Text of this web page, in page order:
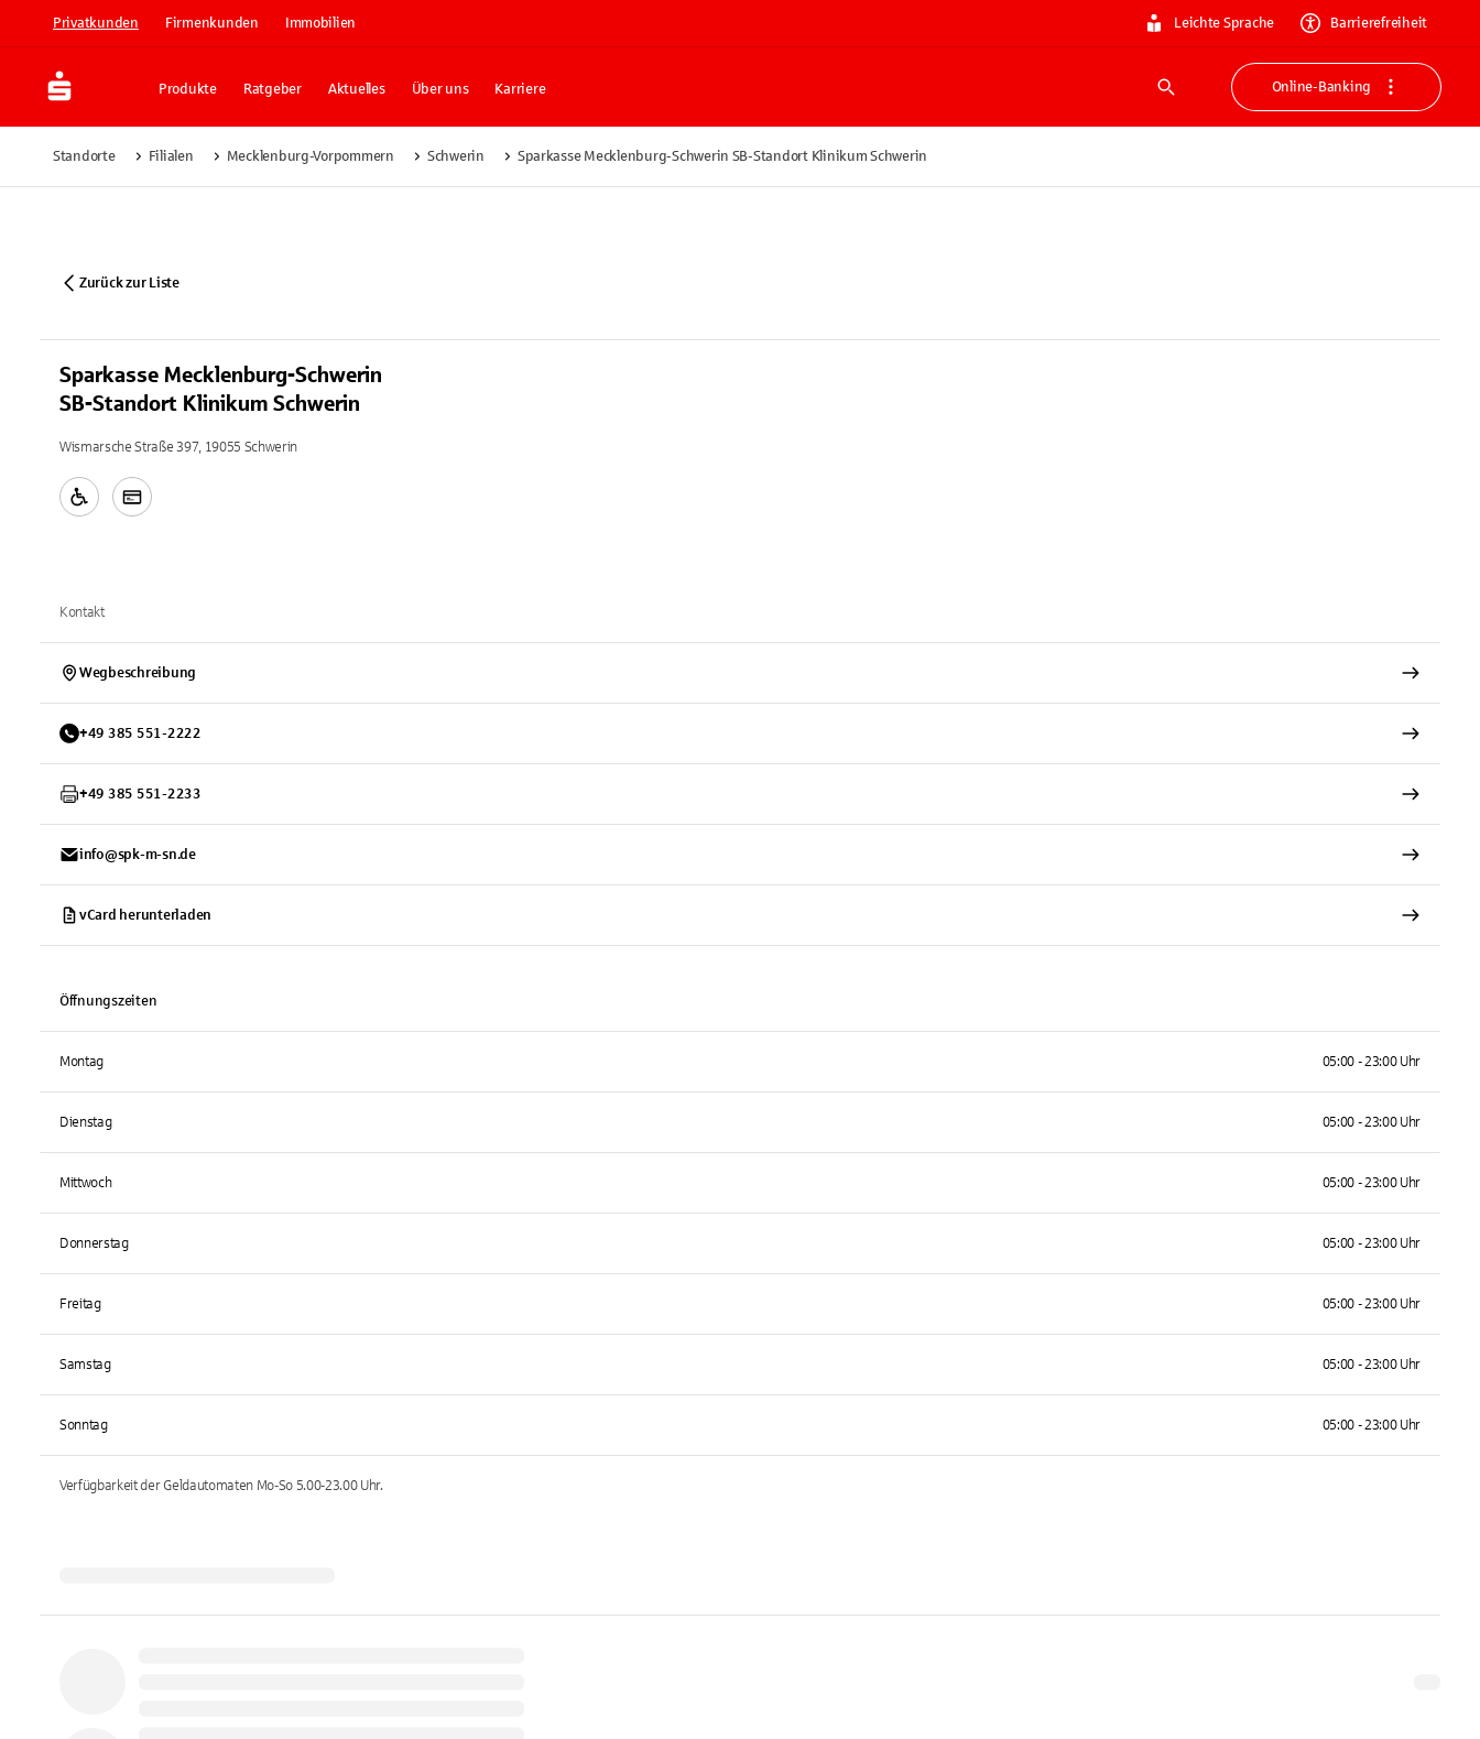
Privatkunden Firmenkunden Immobilien Leichte Sprache Barrierefreiheit
Produkte Ratgeber Aktuelles Über uns Karriere
Suche
Online-Banking
Standorte Filialen Mecklenburg-Vorpommern Schwerin Sparkasse Mecklenburg-Schwerin SB-Standort Klinikum Schwerin
Zurück zur Liste
Sparkasse Mecklenburg-Schwerin
SB-Standort Klinikum Schwerin
Wismarsche Straße 397, 19055 Schwerin
Kontakt
Wegbeschreibung
+49 385 551-2222
+49 385 551-2233
info@spk-m-sn.de
vCard herunterladen
Öffnungszeiten
Montag 05:00 - 23:00 Uhr
Dienstag 05:00 - 23:00 Uhr
Mittwoch 05:00 - 23:00 Uhr
Donnerstag 05:00 - 23:00 Uhr
Freitag 05:00 - 23:00 Uhr
Samstag 05:00 - 23:00 Uhr
Sonntag 05:00 - 23:00 Uhr
Verfügbarkeit der Geldautomaten Mo-So 5.00-23.00Uhr.